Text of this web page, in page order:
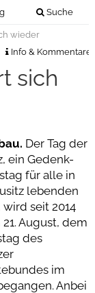
Suche
wieder
Info & Kommentare
sich
Der Tag der
ein Gedenk-
für alle in
lebenden
seit 2014
August, dem
des
im
Anbei